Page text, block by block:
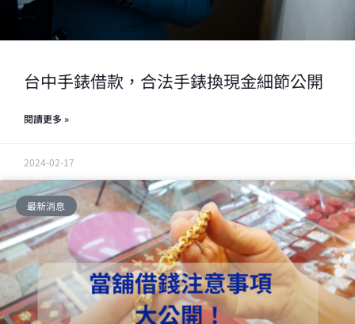
台中手錶借款，合法手錶換現金細節公開
閱讀更多 »
2024-02-17
最新消息